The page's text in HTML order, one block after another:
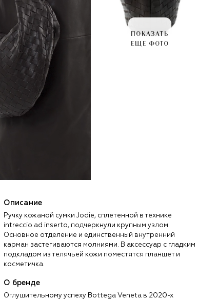
ПОКАЗАТЬ
ЕЩЕ ФОТО
Описание
Ручку кожаной сумки Jodie, сплетенной в технике
intreccio ad inserto, подчеркнули крупным узлом.
Основное отделение и единственный внутренний
карман застегиваются молниями. В аксессуар с гладким
подкладом из телячьей кожи поместятся планшет и
косметичка.
О бренде
Оглушительному успеху Bottega Veneta в 2020-х